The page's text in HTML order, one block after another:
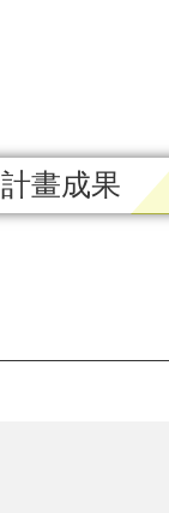
計畫成果